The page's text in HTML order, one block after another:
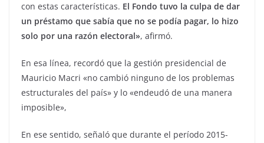
con estas características. El Fondo tuvo la culpa de dar
un préstamo que sabía que no se podía pagar, lo hizo
solo por una razón electoral», afirmó.
En esa línea, recordó que la gestión presidencial de
Mauricio Macri «no cambió ninguno de los problemas
estructurales del país» y lo «endeudó de una manera
imposible»,
En ese sentido, señaló que durante el período 2015-